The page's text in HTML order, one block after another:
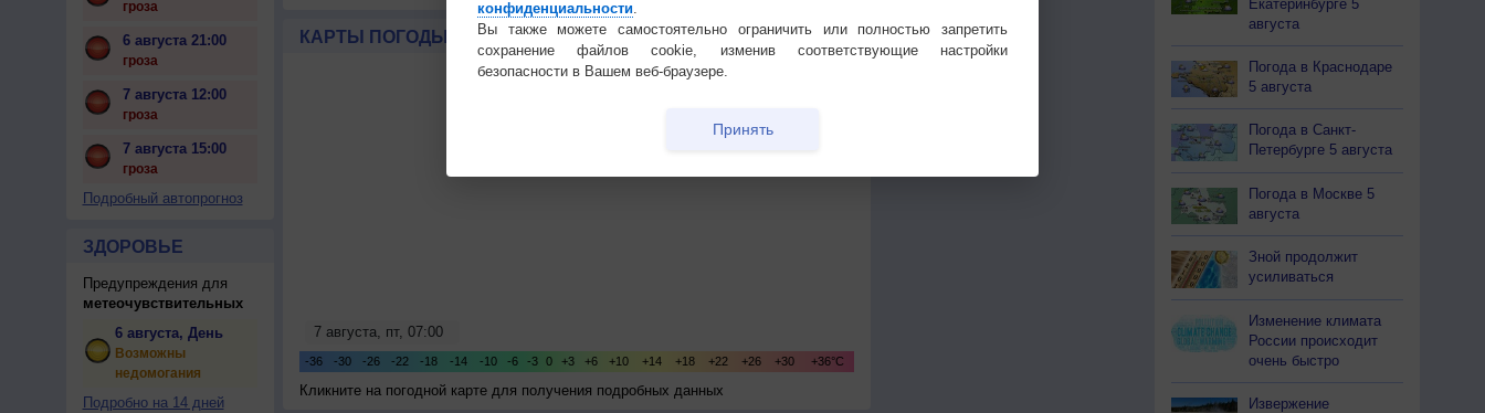
гроза
6 августа 21:00
гроза
7 августа 12:00
гроза
7 августа 15:00
гроза
Подробный автопрогноз
ЗДОРОВЬЕ
Предупреждения для
метеочувствительных
6 августа, День
Возможны
недомогания
Подробно на 14 дней
КАРТЫ ПОГОДЫ Температура Облачность Осадки
Кликните на погодной карте для получения подробных данных
Екатеринбурге 5
августа
Погода в Краснодаре
5 августа
Погода в Санкт-
Петербурге 5 августа
Погода в Москве 5
августа
Зной продолжит
усиливаться
Изменение климата
России происходит
очень быстро
Извержение
конфиденциальности
Вы также можете самостоятельно ограничить или полностью запретить
сохранение файлов cookie, изменив соответствующие настройки
безопасности в Вашем веб-браузере.
Принять